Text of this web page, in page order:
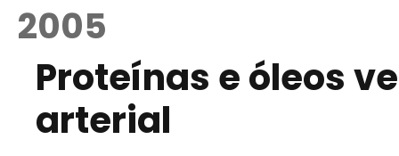
2005
Proteínas e óleos
arterial